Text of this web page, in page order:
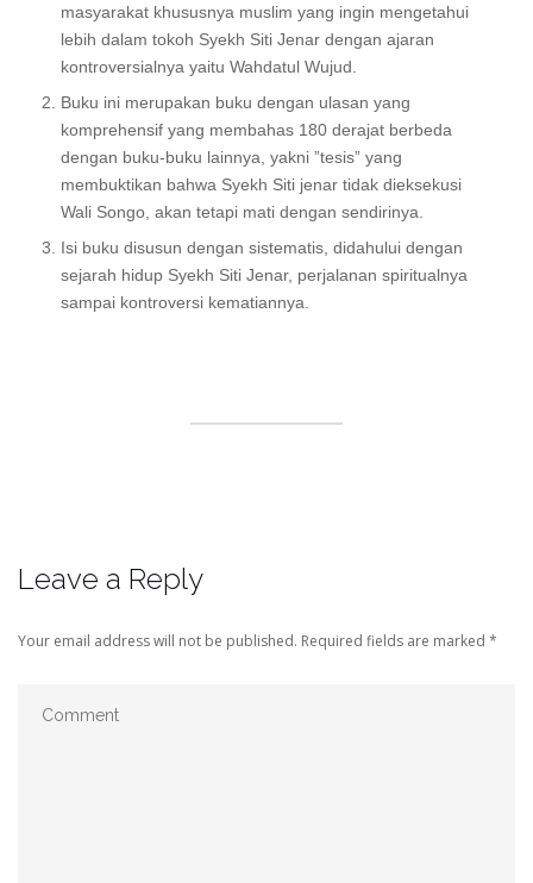
masyarakat khususnya muslim yang ingin mengetahui
lebih dalam tokoh Syekh Siti Jenar dengan ajaran
kontroversialnya yaitu Wahdatul Wujud.
Buku ini merupakan buku dengan ulasan yang
komprehensif yang membahas 180 derajat berbeda
dengan buku-buku lainnya, yakni ”tesis” yang
membuktikan bahwa Syekh Siti jenar tidak dieksekusi
Wali Songo, akan tetapi mati dengan sendirinya.
Isi buku disusun dengan sistematis, didahului dengan
sejarah hidup Syekh Siti Jenar, perjalanan spiritualnya
sampai kontroversi kematiannya.
Leave a Reply
Your email address will not be published. Required fields are marked *